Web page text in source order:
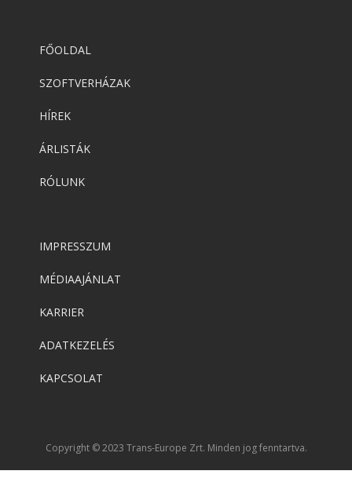
FŐOLDAL
SZOFTVERHÁZAK
HÍREK
ÁRLISTÁK
RÓLUNK
IMPRESSZUM
MÉDIAAJÁNLAT
KARRIER
ADATKEZELÉS
KAPCSOLAT
Copyright © 2023 Trans-Europe Zrt. Minden jog fenntartva.